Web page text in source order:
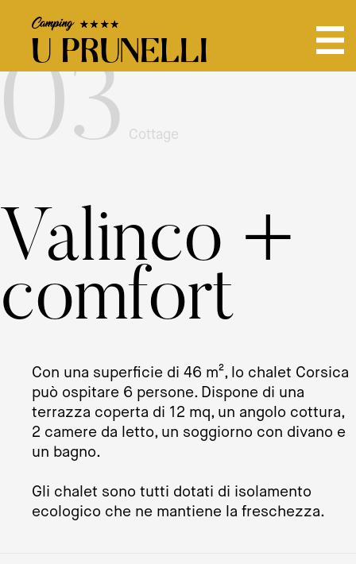
03 Cottage
Valinco +
comfort
Con una superficie di 46 m², lo chalet Corsica
può ospitare 6 persone. Dispone di una
terrazza coperta di 12 mq, un angolo cottura,
2 camere da letto, un soggiorno con divano e
un bagno.
Gli chalet sono tutti dotati di isolamento
ecologico che ne mantiene la freschezza.